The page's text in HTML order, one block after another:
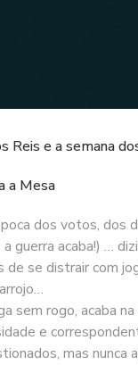
Reis e a semana
a Mesa
dos votos, dos
a guerra acaba!) …
de se distrair com
sem rogo, acaba
e
mas nunca